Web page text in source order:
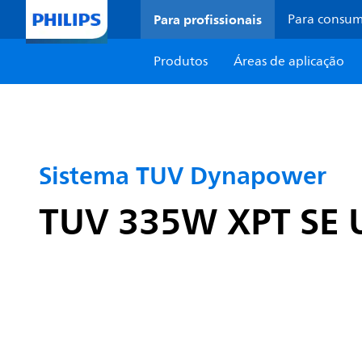
Para profissionais Para
Produtos
Áreas de aplicação
Sistema TUV Dynapower
TUV 335W XPT SE